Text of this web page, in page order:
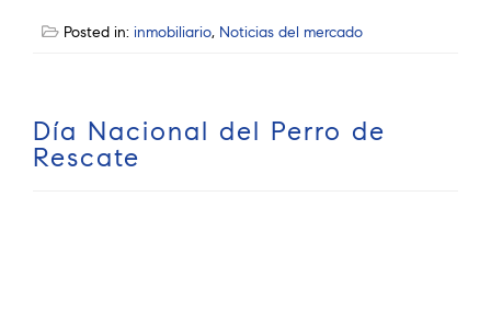
Posted in: inmobiliario, Noticias del mercado
Día Nacional del Perro de
Rescate